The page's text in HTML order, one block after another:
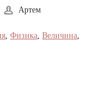
Артем
, Физика, Величина,